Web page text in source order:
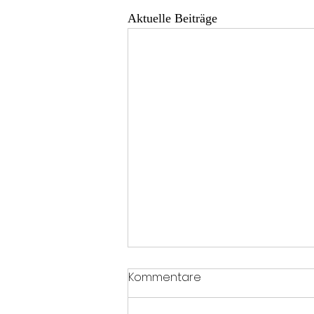
Aktuelle Beiträge
Kommentare